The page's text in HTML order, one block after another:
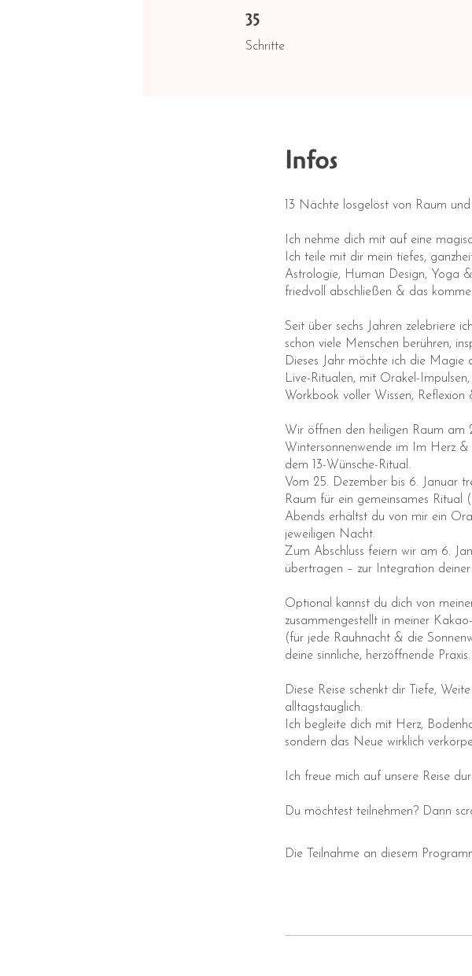
35
Schritte
35 Schritte
Infos
13 Nächte losgelöst von Raum
Ich nehme dich mit auf eine
Ich teile mit dir mein tiefes,
Astrologie, Human Design, Yoga
friedvoll abschließen & das
Seit über sechs Jahren zelebriere
schon viele Menschen berühren,
Dieses Jahr möchte ich die
Live-Ritualen, mit Orakel-
Workbook voller Wissen,
Wir öffnen den heiligen Raum am
Wintersonnenwende im Im Herz
dem 13-Wünsche-Ritual.
Vom 25. Dezember bis 6. Januar
Raum für ein gemeinsames
Abends erhältst du von mir ein
jeweiligen Nacht.
Zum Abschluss feiern wir am 6.
übertragen – zur Integration
Optional kannst du dich von
zusammengestellt in meiner
(für jede Rauhnacht & die
deine sinnliche, herzöffnende Praxis.
Diese Reise schenkt dir Tiefe,
alltagstauglich.
Ich begleite dich mit Herz,
sondern das Neue wirklich
Ich freue mich auf unsere Reise
Du möchtest teilnehmen? Dann
Die Teilnahme an diesem